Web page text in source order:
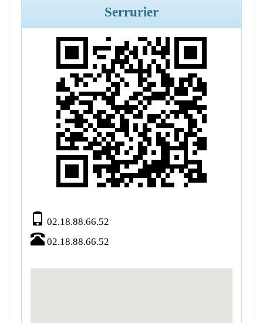
Serrurier
02.18.88.66.52
02.18.88.66.52